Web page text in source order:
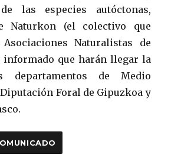
las especies autóctonas,
Naturkon (el colectivo que
Naturalistas de
informado que harán llegar la
de Medio
Foral de Gipuzkoa y